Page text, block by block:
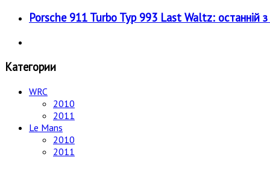
Porsche 911 Turbo Typ 993 Last Waltz: останній з
Категории
WRC
2010
2011
Le Mans
2010
2011